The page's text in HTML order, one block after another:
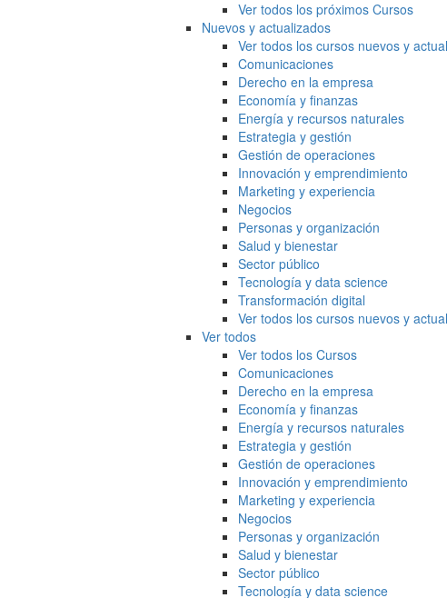
Ver todos los próximos Cursos
Nuevos y actualizados
Ver todos los cursos nuevos y
Comunicaciones
Derecho en la empresa
Economía y finanzas
Energía y recursos naturales
Estrategia y gestión
Gestión de operaciones
Innovación y emprendimiento
Marketing y experiencia
Negocios
Personas y organización
Salud y bienestar
Sector público
Tecnología y data science
Transformación digital
Ver todos los cursos nuevos y
Ver todos
Ver todos los Cursos
Comunicaciones
Derecho en la empresa
Economía y finanzas
Energía y recursos naturales
Estrategia y gestión
Gestión de operaciones
Innovación y emprendimiento
Marketing y experiencia
Negocios
Personas y organización
Salud y bienestar
Sector público
Tecnología y data science